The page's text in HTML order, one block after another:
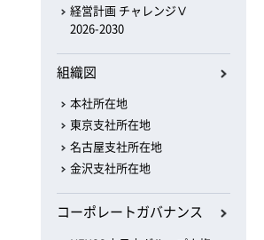
経営計画 チャレンジⅤ
2026-2030
組織図
本社所在地
東京支社所在地
名古屋支社所在地
金沢支社所在地
コーポレートガバナンス